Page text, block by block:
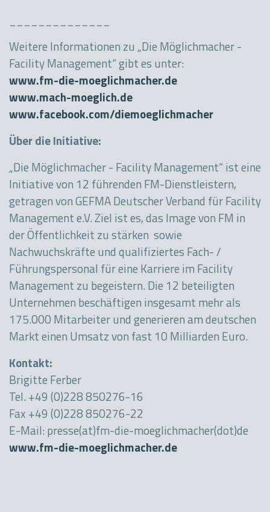
Weitere Informationen zu „Die Möglichmacher -
Facility Management“ gibt es unter:
www.fm-die-moeglichmacher.de
www.mach-moeglich.de
www.facebook.com/diemoeglichmacher
Über die Initiative:
„Die Möglichmacher - Facility Management“ ist eine
Initiative von 12 führenden FM-Dienstleistern,
getragen von GEFMA Deutscher Verband für Facility
Management e.V. Ziel ist es, das Image von FM in
der Öffentlichkeit zu stärken sowie
Nachwuchskräfte und qualifiziertes Fach- /
Führungspersonal für eine Karriere im Facility
Management zu begeistern. Die 12 beteiligten
Unternehmen beschäftigen insgesamt mehr als
175.000 Mitarbeiter und generieren am deutschen
Markt einen Umsatz von fast 10 Milliarden Euro.
Kontakt:
Brigitte Ferber
Tel. +49 (0)228 850276-16
Fax +49 (0)228 850276-22
E-Mail: presse(at)fm-die-moeglichmacher(dot)de
www.fm-die-moeglichmacher.de